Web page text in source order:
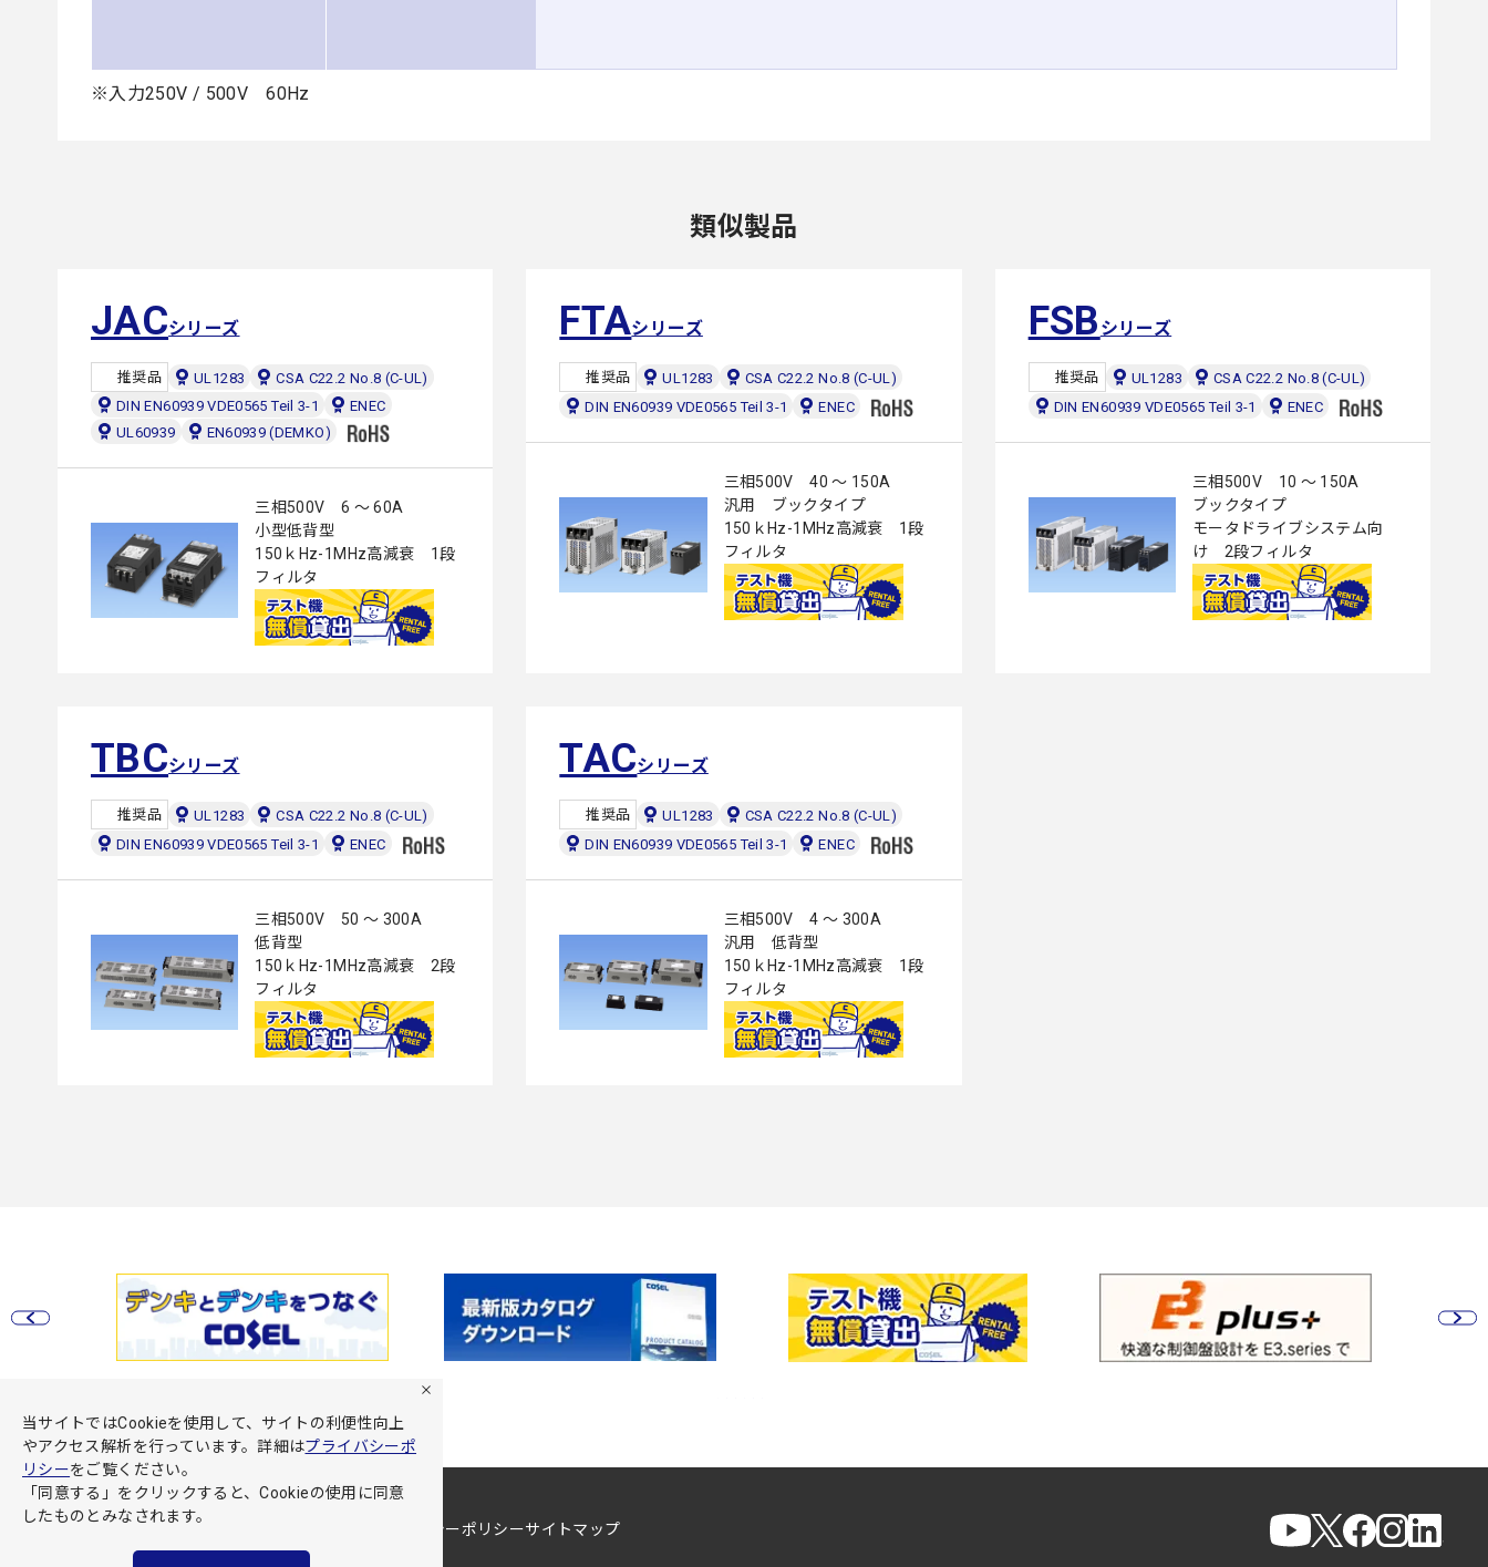
当サイトではCookieを使用して、サイトの利便性向上
やアクセス解析を行っています。詳細はプライバシーポ
リシーをご覧ください。
「同意する」をクリックすると、Cookieの使用に同意
したものとみなされます。
※入力250V / 500V 60Hz
類似製品
JACシリーズ
推奨品 UL1283
CSA C22.2 No.8 (C-UL)
DIN EN60939 VDE0565 Teil 3-1
ENEC
UL60939
EN60939 (DEMKO)
三相500V 6 ～ 60A
小型低背型
150ｋHz-1MHz高減衰 1段
フィルタ
FTAシリーズ
推奨品 UL1283
CSA C22.2 No.8 (C-UL)
DIN EN60939 VDE0565 Teil 3-1
ENEC
三相500V 40 ～ 150A
汎用 ブックタイプ
150ｋHz-1MHz高減衰 1段
フィルタ
FSB シリーズ
推奨品 UL1283
CSA C22.2 No.8 (C-UL)
DIN EN60939 VDE0565 Teil 3-1
ENEC
三相500V 10 ～ 150A
ブックタイプ
モータドライブシステム向
け 2段フィルタ
TBCシリーズ
推奨品 UL1283
CSA C22.2 No.8 (C-UL)
DIN EN60939 VDE0565 Teil 3-1
ENEC
三相500V 50 ～ 300A
低背型
150ｋHz-1MHz高減衰 2段
フィルタ
TACシリーズ
推奨品 UL1283
CSA C22.2 No.8 (C-UL)
DIN EN60939 VDE0565 Teil 3-1
ENEC
三相500V 4 ～ 300A
汎用 低背型
150ｋHz-1MHz高減衰 1段
フィルタ
プライバシーポリシーサイトマップ